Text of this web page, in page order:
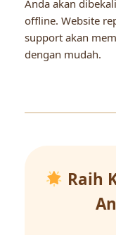
Anda akan
offline. Website
support akan
dengan mudah.
Raih